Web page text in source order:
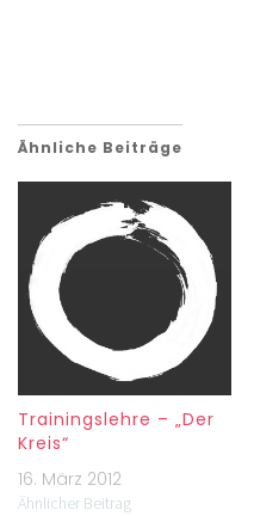
Ähnliche Beiträge
Trainingslehre – „Der
Kreis“
16. März 2012
Ähnlicher Beitrag